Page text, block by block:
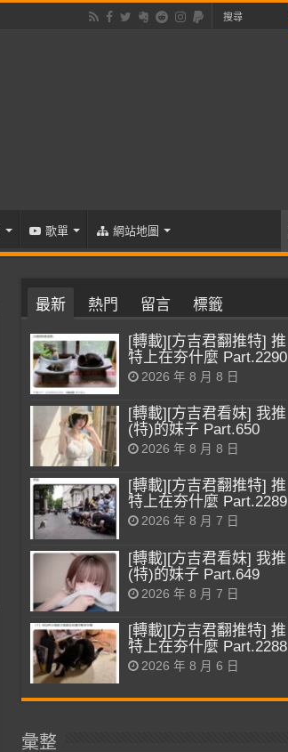
歌單 網站地圖
最新 熱門 留言 標籤
[轉載][方吉君翻推特] 推
特上在夯什麼 Part.2290
2026 年 8 月 8 日
[轉載][方吉君看妹] 我推
(特)的妹子 Part.650
2026 年 8 月 8 日
[轉載][方吉君翻推特] 推
特上在夯什麼 Part.2289
2026 年 8 月 7 日
[轉載][方吉君看妹] 我推
(特)的妹子 Part.649
2026 年 8 月 7 日
[轉載][方吉君翻推特] 推
特上在夯什麼 Part.2288
2026 年 8 月 6 日
彙整